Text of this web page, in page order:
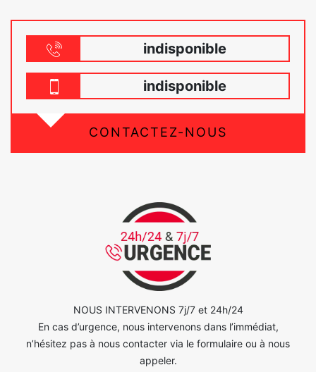
indisponible
indisponible
CONTACTEZ-NOUS
NOUS INTERVENONS 7j/7 et 24h/24
En cas d’urgence, nous intervenons dans l’immédiat,
n’hésitez pas à nous contacter via le formulaire ou à nous
appeler.